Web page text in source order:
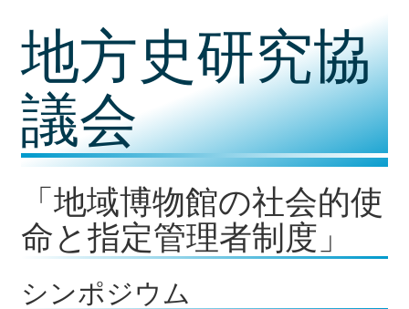
地方史研究協
議会
「地域博物館の社会的使
命と指定管理者制度」
シンポジウム